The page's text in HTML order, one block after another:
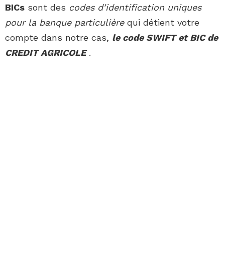
BICs sont des codes d’identification uniques
pour la banque particulière qui détient votre
compte dans notre cas, le code SWIFT et BIC de
CREDIT AGRICOLE.